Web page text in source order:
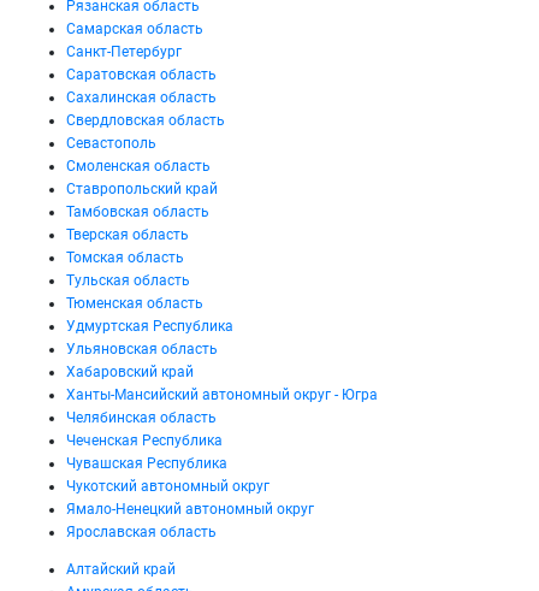
Рязанская область
Самарская область
Санкт-Петербург
Саратовская область
Сахалинская область
Свердловская область
Севастополь
Смоленская область
Ставропольский край
Тамбовская область
Тверская область
Томская область
Тульская область
Тюменская область
Удмуртская Республика
Ульяновская область
Хабаровский край
Ханты-Мансийский автономный округ - Югра
Челябинская область
Чеченская Республика
Чувашская Республика
Чукотский автономный округ
Ямало-Ненецкий автономный округ
Ярославская область
Алтайский край